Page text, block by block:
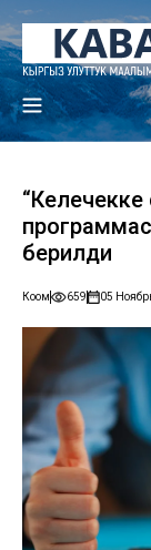
берилди
Коом 659 05